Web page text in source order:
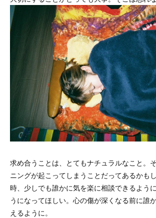
求め合うことは、とてもナチュラルなこと。
ニングが起こってしまうことだってあるかも
時、少しでも誰かに気を楽に相談できるよう
うになってほしい。心の傷が深くなる前に誰
えるように。